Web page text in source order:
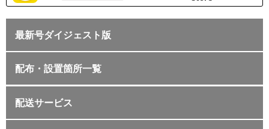
最新号ダイジェスト版
配布・設置箇所一覧
配送サービス